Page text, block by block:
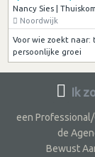
Nancy Sies |
Noordwijk
Voor wie zoekt naar:
persoonlijke groei
Ik
een
de
Bewust